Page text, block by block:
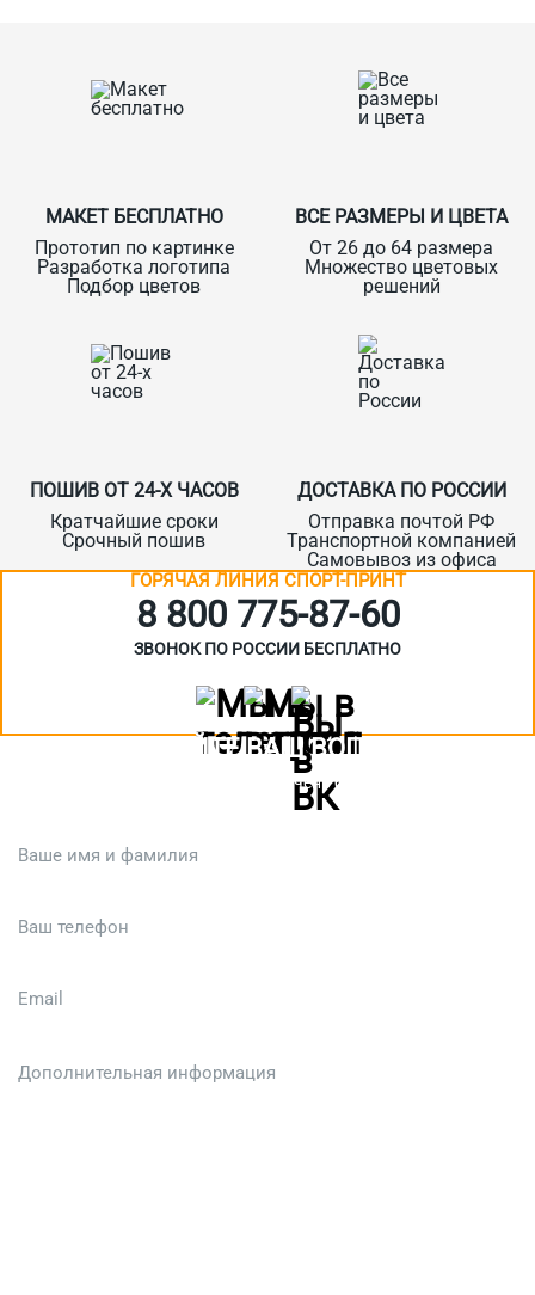
МАКЕТ БЕСПЛАТНО
Прототип по картинке
Разработка логотипа
Подбор цветов
ВСЕ РАЗМЕРЫ И ЦВЕТА
От 26 до 64 размера
Множество цветовых
решений
ПОШИВ ОТ 24-Х ЧАСОВ
Кратчайшие сроки
Срочный пошив
ДОСТАВКА ПО РОССИИ
Отправка почтой РФ
Транспортной компанией
Самовывоз из офиса
ГОРЯЧАЯ ЛИНИЯ СПОРТ-ПРИНТ
8 800 775‑87-60
ЗВОНОК ПО РОССИИ БЕСПЛАТНО
ЗАДАЙТЕ ВАШ ВОПРОС
Или кратко опишите ситуацию. Мы очень быстро свяжемся с вами